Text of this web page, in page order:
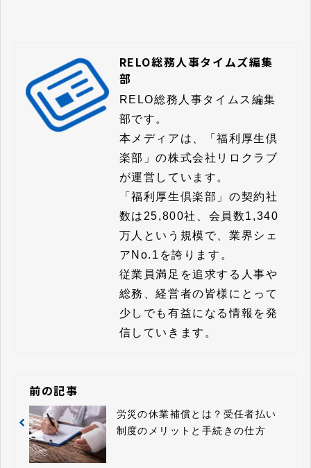
RELO総務人事タイムズ編集
部
RELO総務人事タイムス編集
部です。
本メディアは、「福利厚生倶
楽部」の株式会社リロクラブ
が運営しています。
「福利厚生倶楽部」の契約社
数は25,800社、会員数1,340
万人という規模で、業界シェ
アNo.1を誇ります。
従業員満足を追求する人事や
総務、経営者の皆様にとって
少しでも有益になる情報を発
信していきます。
前の記事
労災の休業補償とは？受任者払い
制度のメリットと手続きの仕方